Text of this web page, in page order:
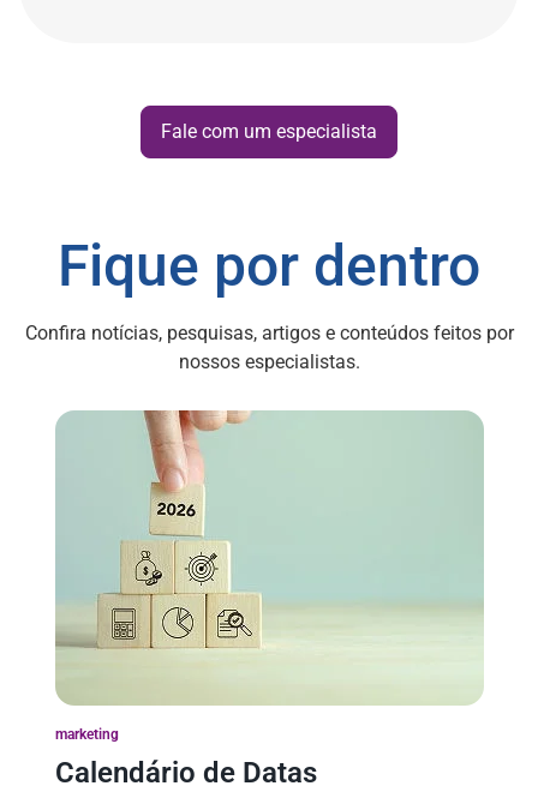
Fale com um especialista
Fique por dentro
Confira notícias, pesquisas, artigos e conteúdos feitos por
nossos especialistas.
marketing
Calendário de Datas